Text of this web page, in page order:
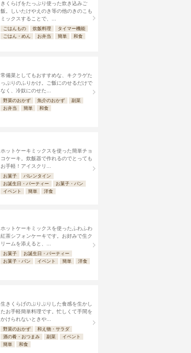
きくらげをたっぷり使った炊き込みご
飯。しいたけやえのき等の他のきのこも
ミックスすることで、...
ごはんもの 炊飯料理
タイマー機能
ごはん・めん
お弁当 簡単 和食
常備菜としてもおすすめな、キクラゲた
っぷりのふりかけ。ご飯にのせるだけで
なく、冷奴にのせた...
野菜のおかず 魚介のおかず
副菜
お弁当
簡単 和食
ホットケーキミックスを使った簡単チョ
コケーキ。炊飯器で作れるのでとっても
お手軽！アイスクリ...
お菓子
バレンタイン
お誕生日・パーティー
お菓子・パン
イベント
簡単 洋食
ホットケーキミックスを使ったふわふわ
紅茶シフォンケーキです。お好みで生ク
リームを添えると、...
お菓子
お誕生日・パーティー
お菓子・パン
イベント 簡単 洋食
生きくらげのぷりぷりした食感を生かし
たお手軽簡単料理です。忙しくて手間を
かけられないときや...
野菜のおかず
和え物・サラダ
酒の肴・おつまみ
副菜
イベント
簡単
和食